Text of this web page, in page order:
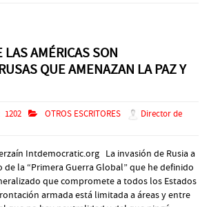
LAS AMÉRICAS SON
QUE AMENAZAN LA PAZ Y
1202 OTROS ESCRITORES
Director de
Intdemocratic.org La invasión de Rusia a
de la “Primera Guerra Global” que he definido
que compromete a todos los Estados
armada está limitada a áreas y entre